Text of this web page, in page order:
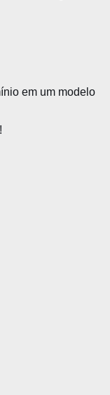
em um modelo